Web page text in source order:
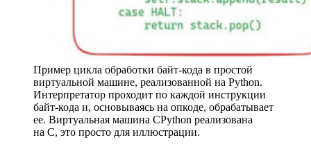
Пример цикла обработки байт‑кода в простой
виртуальной машине, реализованной на Python.
Интерпретатор проходит по каждой инструкции
байт‑кода и, основываясь на опкоде, обрабатывает
ее. Виртуальная машина CPython реализована
на C, это просто для иллюстрации.